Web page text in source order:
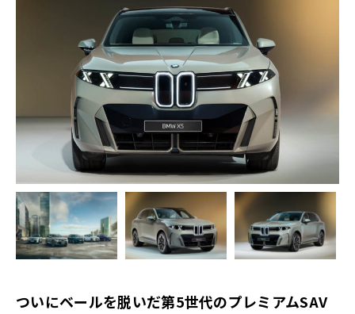
ついにベールを脱いだ第5世代のプレミアムSAV